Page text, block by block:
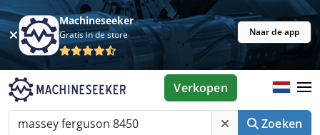
Machineseeker
Gratis in de store Naar de app
Zoeken
Verkopen